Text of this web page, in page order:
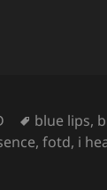
Tags
blue lips,
,fotd, i